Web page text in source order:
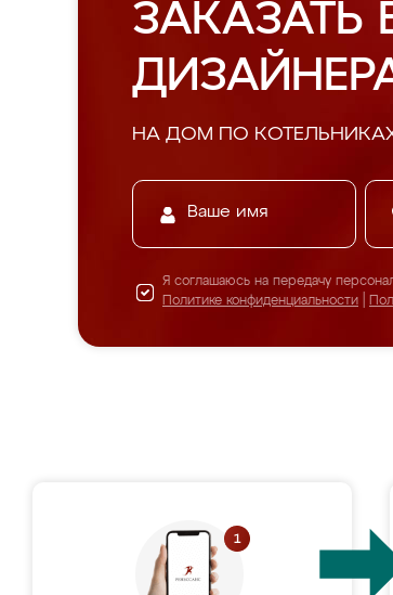
ЗАКАЗАТЬ
НА ДОМ ПО
Я соглашаюсь на передачу
Политике конфиденциальности